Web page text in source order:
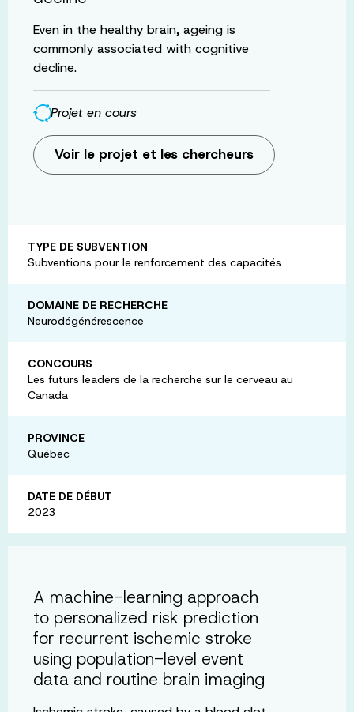
Even in the healthy brain, ageing is
commonly associated with cognitive
decline.
Projet en cours
Voir le projet et les chercheurs
TYPE DE SUBVENTION
Subventions pour le renforcement des capacités
DOMAINE DE RECHERCHE
Neurodégénérescence
CONCOURS
Les futurs leaders de la recherche sur le cerveau au
Canada
PROVINCE
Québec
DATE DE DÉBUT
2023
A machine-learning approach
to personalized risk prediction
for recurrent ischemic stroke
using population-level event
data and routine brain imaging